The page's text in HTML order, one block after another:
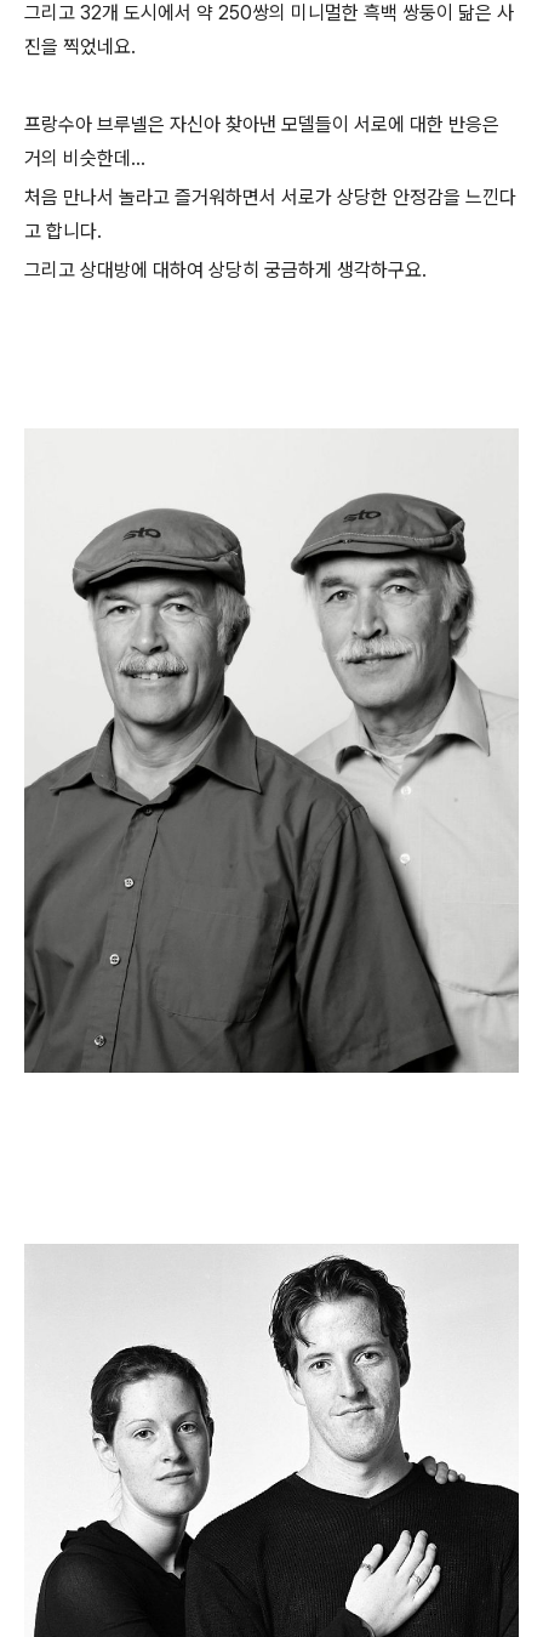
그리고 32개 도시에서 약 250쌍의 미니멀한 흑백 쌍둥이 닮은 사
진을 찍었네요.
프랑수아 브루넬은 자신아 찾아낸 모델들이 서로에 대한 반응은
거의 비슷한데...
처음 만나서 놀라고 즐거워하면서 서로가 상당한 안정감을 느낀다
고 합니다.
그리고 상대방에 대하여 상당히 궁금하게 생각하구요.